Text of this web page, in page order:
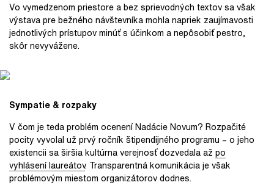
Vo vymedzenom priestore a bez sprievodných textov sa však
výstava pre bežného návštevníka mohla napriek zaujímavosti
jednotlivých prístupov minúť s účinkom a nepôsobiť pestro,
skôr nevyvážene.
Sympatie & rozpaky
V čom je teda problém ocenení Nadácie Novum? Rozpačité
pocity vyvolal už prvý ročník štipendijného programu – o jeho
existencii sa širšia kultúrna verejnosť dozvedala až po
vyhlásení laureátov. Transparentná komunikácia je však
problémovým miestom organizátorov dodnes.